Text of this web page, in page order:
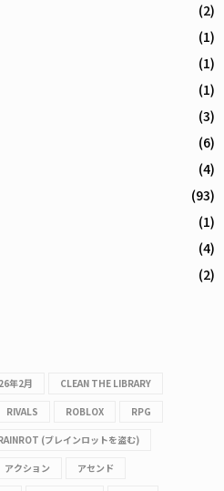
(2)
(1)
(1)
(1)
(3)
(6)
(4)
(93)
(1)
(4)
(2)
年2月 CLEAN THE LIBRARY
RIVALS ROBLOX RPG
(ブレインロットを盗む)
アクション アセンド